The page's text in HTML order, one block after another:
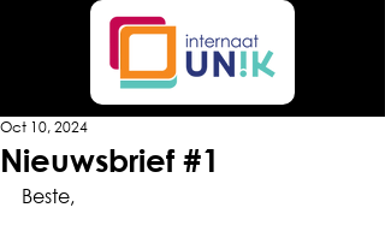
Nieuwsbrief #1
Oct 10, 2024
Beste,